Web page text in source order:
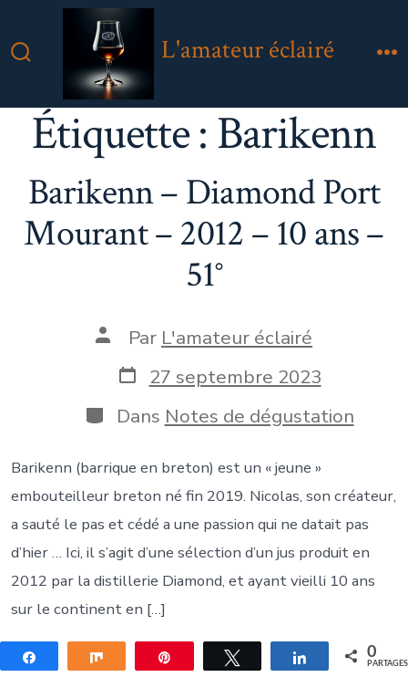
au
Bascule
Rechercher
L'amateur éclairé
Étiquette :Barikenn
Barikenn – Diamond Port
Mourant – 2012 – 10 ans –
51°
Auteur
publication
Par L'amateur éclairé
Date
de
publication
27 septembre 2023
Catégories
Dans Notes de dégustation
Barikenn (barrique en breton) est un « jeune »
embouteilleur breton né fin 2019. Nicolas, son créateur,
a sauté le pas et cédé a une passion qui ne datait pas
d’hier … Ici, il s’agit d’une sélection d’un jus produit en
2012 par la distillerie Diamond, et ayant vieilli 10 ans
sur le continent en […]
Partagez Partagez Tweetez Partagez 0
PARTAGES